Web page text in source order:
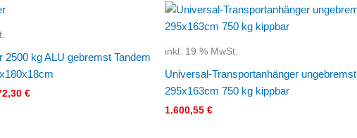
2500 kg ALU gebremst Tandem
€
inkl. 19 % MwSt.
Universal-Transportanhänger ungebremst
295x163cm 750 kg kippbar
1.600,55 €